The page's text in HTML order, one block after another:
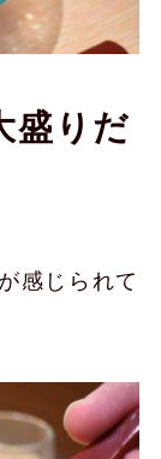
盛りだ
感じられて